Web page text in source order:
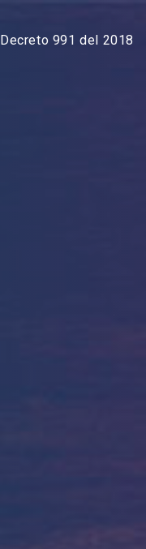
Decreto 991 del 2018